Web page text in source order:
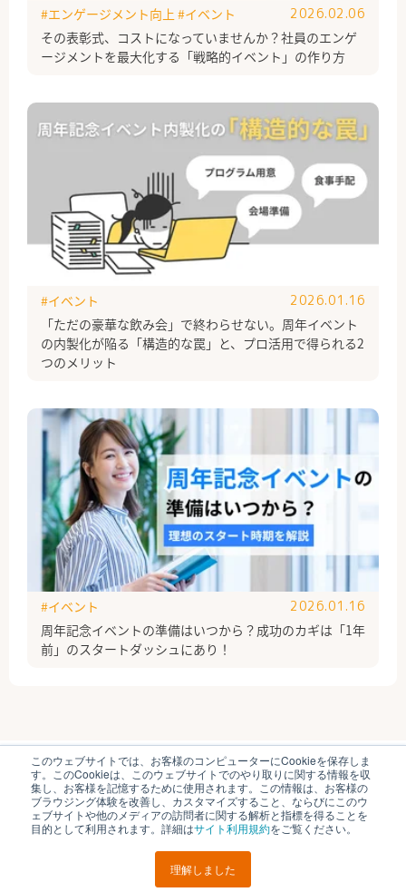
このウェブサイトでは、お客様のコンピューターにCookieを保存しま
す。このCookieは、このウェブサイトでのやり取りに関する情報を収
集し、お客様を記憶するために使用されます。この情報は、お客様の
ブラウジング体験を改善し、カスタマイズすること、ならびにこのウ
ェブサイトや他のメディアの訪問者に関する解析と指標を得ることを
目的として利用されます。詳細はサイト利用規約をご覧ください。
理解しました
その表彰式、コストになっていませんか？社員のエンゲ
ージメントを最大化する「戦略的イベント」の作り方
#エンゲージメント向上 #イベント 2026.02.06
「ただの豪華な飲み会」で終わらせない。周年イベント
の内製化が陥る「構造的な罠」と、プロ活用で得られる2
つのメリット
#イベント 2026.01.16
周年記念イベントの準備はいつから？成功のカギは「1年
前」のスタートダッシュにあり！
#イベント 2026.01.16
ブイキューブのはたらく研究部とは 運営会社
個人情報保護方針 各種お問い合わせ
© V-cube, Inc. All Rights Reserved.